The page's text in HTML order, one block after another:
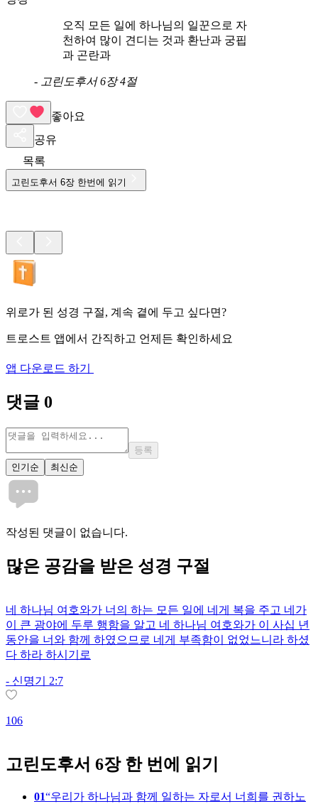
오직 모든 일에 하나님의 일꾼으로 자
천하여 많이 견디는 것과 환난과 궁핍
과 곤란과
- 고린도후서 6장 4절
좋아요
공유
목록
고린도후서 6장 한번에 읽기
위로가 된 성경 구절, 계속 곁에 두고 싶다면?
트로스트 앱에서 간직하고 언제든 확인하세요
앱 다운로드 하기
댓글 0
등록
인기순
최신순
작성된 댓글이 없습니다.
많은 공감을 받은 성경 구절
네 하나님 여호와가 너의 하는 모든 일에 네게 복을 주고 네가
이 큰 광야에 두루 행함을 알고 네 하나님 여호와가 이 사십 년
동안을 너와 함께 하였으므로 네게 부족함이 없었느니라 하셨
다 하라 하시기로
- 신명기 2:7
106
고린도후서 6장 한 번에 읽기
01 우리가 하나님과 함께 일하는 자로서 너희를 권하노